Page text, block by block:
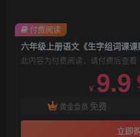
六年级上册语文《生字组词课课
此内容为付费阅读，请付费后查看
￥ 9.9
黄金会员 免费
立即
付费阅读